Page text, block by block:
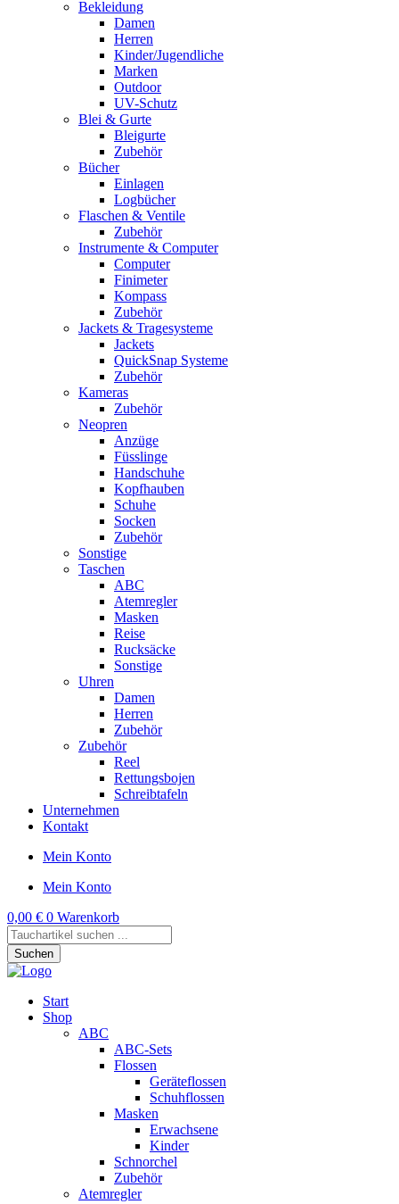
Bekleidung
Damen
Herren
Kinder/Jugendliche
Marken
Outdoor
UV-Schutz
Blei & Gurte
Bleigurte
Zubehör
Bücher
Einlagen
Logbücher
Flaschen & Ventile
Zubehör
Instrumente & Computer
Computer
Finimeter
Kompass
Zubehör
Jackets & Tragesysteme
Jackets
QuickSnap Systeme
Zubehör
Kameras
Zubehör
Neopren
Anzüge
Füsslinge
Handschuhe
Kopfhauben
Schuhe
Socken
Zubehör
Sonstige
Taschen
ABC
Atemregler
Masken
Reise
Rucksäcke
Sonstige
Uhren
Damen
Herren
Zubehör
Zubehör
Reel
Rettungsbojen
Schreibtafeln
Unternehmen
Kontakt
Mein Konto
Mein Konto
0,00 € 0 Warenkorb
Products
search
Suchen
Start
Shop
ABC
ABC-Sets
Flossen
Geräteflossen
Schuhflossen
Masken
Erwachsene
Kinder
Schnorchel
Zubehör
Atemregler